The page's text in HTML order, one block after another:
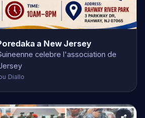
celebre l'association de
Diallo